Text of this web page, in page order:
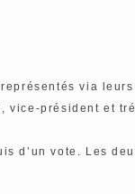
via
vice-président et
d’un vote. Les